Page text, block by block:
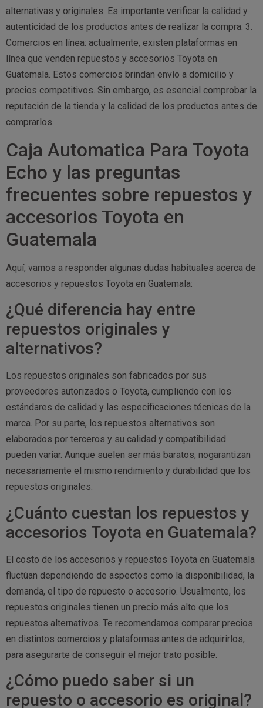
alternativas y originales. Es importante verificar la calidad y
autenticidad de los productos antes de realizar la compra. 3.
Comercios en línea: actualmente, existen plataformas en
línea que venden repuestos y accesorios Toyota en
Guatemala. Estos comercios brindan envío a domicilio y
precios competitivos. Sin embargo, es esencial comprobar la
reputación de la tienda y la calidad de los productos antes de
comprarlos.
Caja Automatica Para Toyota
Echo y las preguntas
frecuentes sobre repuestos y
accesorios Toyota en
Guatemala
Aquí, vamos a responder algunas dudas habituales acerca de
accesorios y repuestos Toyota en Guatemala:
¿Qué diferencia hay entre
repuestos originales y
alternativos?
Los repuestos originales son fabricados por sus
proveedores autorizados o Toyota, cumpliendo con los
estándares de calidad y las especificaciones técnicas de la
marca. Por su parte, los repuestos alternativos son
elaborados por terceros y su calidad y compatibilidad
pueden variar. Aunque suelen ser más baratos, nogarantizan
necesariamente el mismo rendimiento y durabilidad que los
repuestos originales.
¿Cuánto cuestan los repuestos y
accesorios Toyota en Guatemala?
El costo de los accesorios y repuestos Toyota en Guatemala
fluctúan dependiendo de aspectos como la disponibilidad, la
demanda, el tipo de repuesto o accesorio. Usualmente, los
repuestos originales tienen un precio más alto que los
repuestos alternativos. Te recomendamos comparar precios
en distintos comercios y plataformas antes de adquirirlos,
para asegurarte de conseguir el mejor trato posible.
¿Cómo puedo saber si un
repuesto o accesorio es original?